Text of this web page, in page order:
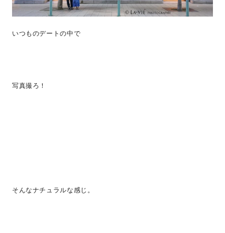
いつものデートの中で
写真撮ろ！
そんなナチュラルな感じ。